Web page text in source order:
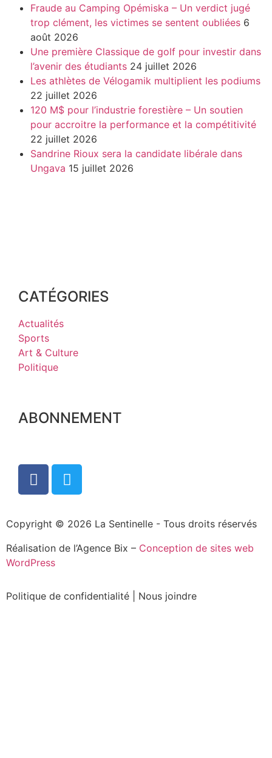
Fraude au Camping Opémiska – Un verdict jugé
trop clément, les victimes se sentent oubliées 6
août 2026
Une première Classique de golf pour investir dans
l’avenir des étudiants 24 juillet 2026
Les athlètes de Vélogamik multiplient les podiums
22 juillet 2026
120 M$ pour l’industrie forestière – Un soutien
pour accroitre la performance et la compétitivité
22 juillet 2026
Sandrine Rioux sera la candidate libérale dans
Ungava 15 juillet 2026
CATÉGORIES
Actualités
Sports
Art & Culture
Politique
ABONNEMENT
Copyright © 2026 La Sentinelle - Tous droits réservés
Réalisation de l’Agence Bix – Conception de sites web
WordPress
Politique de confidentialité Nous joindre